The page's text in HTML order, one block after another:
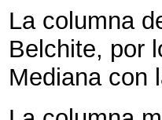
La columna
Belchite, por
Mediana con